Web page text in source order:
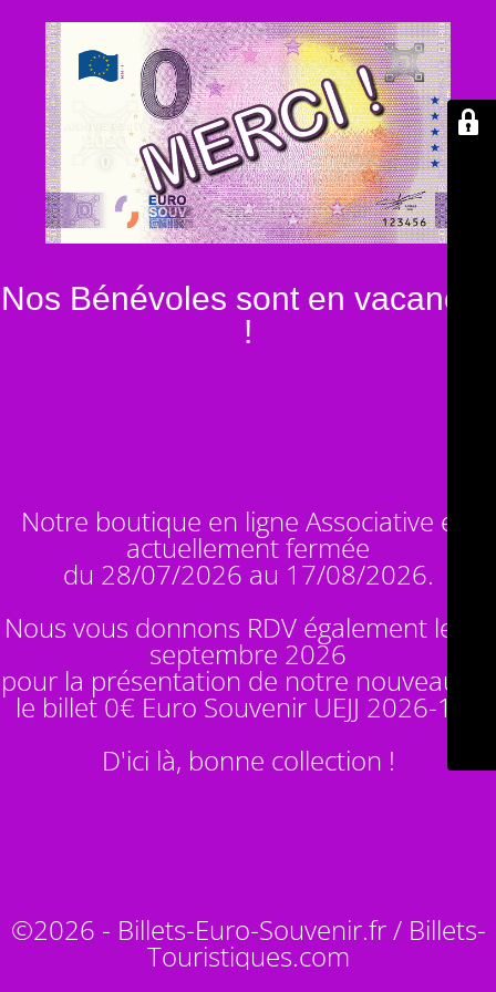
Nos Bénévoles sont en vacances
!
Notre boutique en ligne Associative est
actuellement fermée
du 28/07/2026 au 17/08/2026.
Nous vous donnons RDV également le 14
septembre 2026
pour la présentation de notre nouveauté :
le billet 0€ Euro Souvenir UEJJ 2026-10
D'ici là, bonne collection !
©2026 - Billets-Euro-Souvenir.fr / Billets-
Touristiques.com